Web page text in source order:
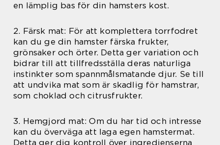
en lämplig bas för din hamsters kost.
2. Färsk mat: För att komplettera torrfodret
kan du ge din hamster färska frukter,
grönsaker och örter. Detta ger variation och
bidrar till att tillfredsställa deras naturliga
instinkter som spannmålsmatande djur. Se till
att undvika mat som är skadlig för hamstrar,
som choklad och citrusfrukter.
3. Hemgjord mat: Om du har tid och intresse
kan du överväga att laga egen hamstermat.
Detta ger dig kontroll över ingredienserna